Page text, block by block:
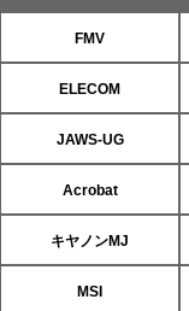
FMV
ELECOM
JAWS-UG
Acrobat
キヤノンMJ
MSI